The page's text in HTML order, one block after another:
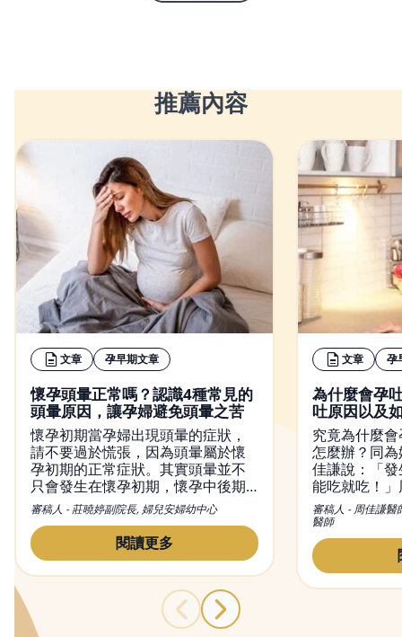
推薦內容
文章 孕早期文章
懷孕頭暈正常嗎？認識4種常見的
頭暈原因，讓孕婦避免頭暈之苦
懷孕初期當孕婦出現頭暈的症狀，
請不要過於慌張，因為頭暈屬於懷
孕初期的正常症狀。其實頭暈並不
只會發生在懷孕初期，懷孕中後期
也有可能出現頭暈現象。然而，造
成懷孕頭暈的原因有很多種，從懷
孕初期到晚期都有可能出現頭暈的
症狀，而改善頭暈的方法也不盡相
同，本文不僅會介紹頭暈的原因，
同時也會提供緩解懷孕頭暈的方
審稿人 - 莊曉婷副院長, 婦兒安婦幼中心
閱讀更多
文章 孕
為什麼會孕
吐原因以及
究竟為什麼
怎麼辦？同
佳謙說：「
能吃就吃！
初期孕吐經
和容易引起
量多餐的進
胃酸，舒緩
審稿人 - 周佳謙醫
醫師